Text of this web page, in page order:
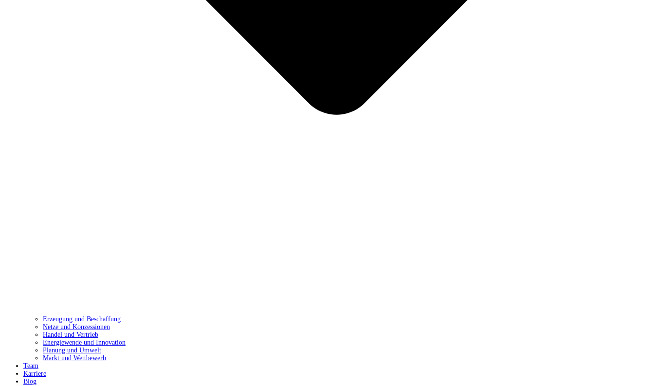
Erzeugung und Beschaffung
Netze und Konzessionen
Handel und Vertrieb
Energiewende und Innovation
Planung und Umwelt
Markt und Wettbewerb
Team
Karriere
Blog